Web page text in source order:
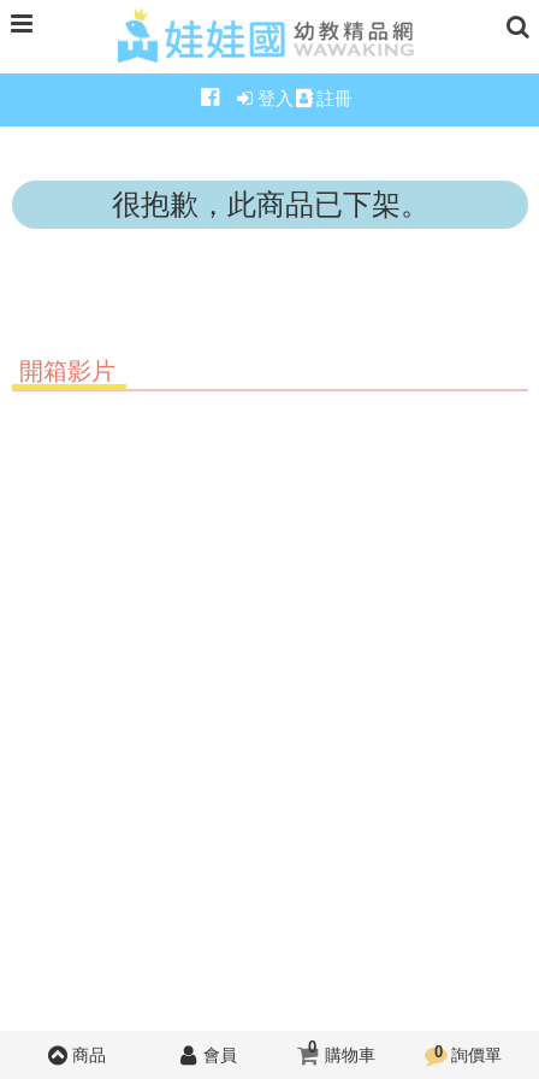
登入 註冊
很抱歉，此商品已下架。
開箱影片
商品 會員 0 購物車 0 詢價單